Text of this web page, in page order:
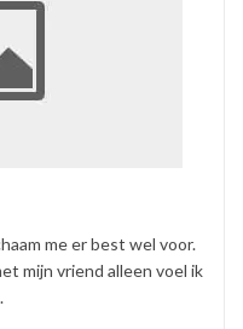
me er best wel voor.
mijn vriend alleen voel ik